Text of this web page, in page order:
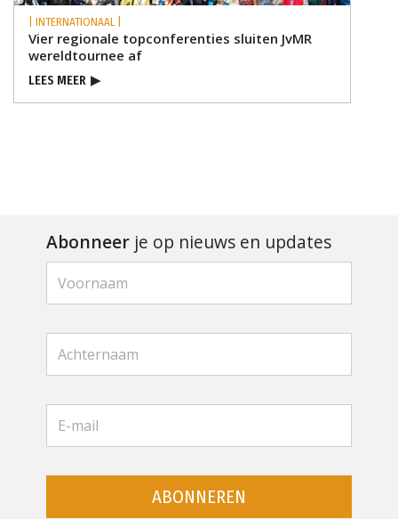
| INTERNATIONAAL |
Vier regionale topconferenties sluiten JvMR
wereldtournee af
LEES MEER ▶
Abonneer je op nieuws en updates
ABONNEREN